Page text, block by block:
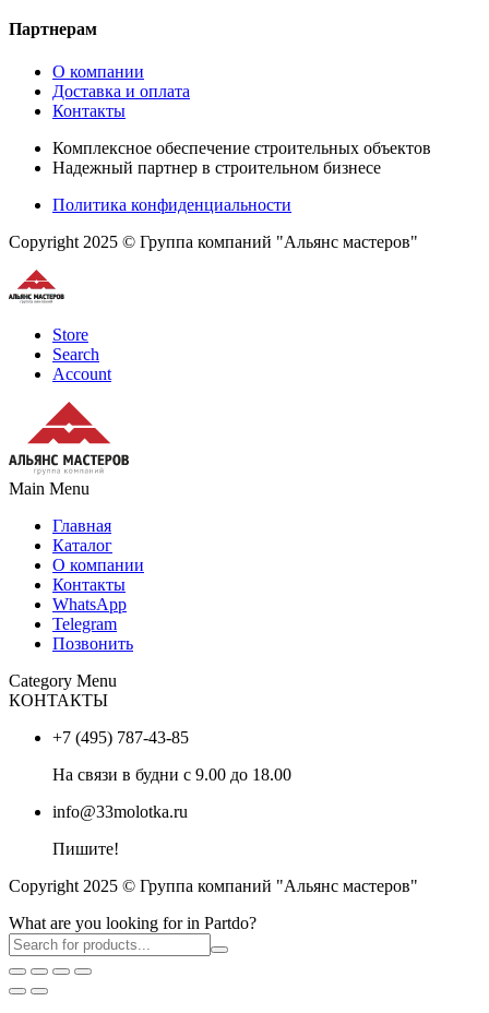
Партнерам
О компании
Доставка и оплата
Контакты
Комплексное обеспечение строительных объектов
Надежный партнер в строительном бизнесе
Политика конфиденциальности
Copyright 2025 © Группа компаний "Альянс мастеров"
Store
Search
Account
Main Menu
Главная
Каталог
О компании
Контакты
WhatsApp
Telegram
Позвонить
Category Menu
КОНТАКТЫ
+7 (495) 787-43-85
На связи в будни с 9.00 до 18.00
info@33molotka.ru
Пишите!
Copyright 2025 © Группа компаний "Альянс мастеров"
What are you looking for in Partdo?